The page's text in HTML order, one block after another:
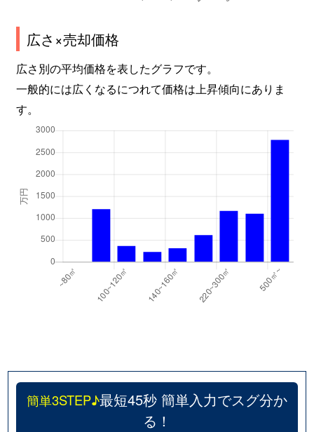
広さ×売却価格
広さ別の平均価格を表したグラフです。
一般的には広くなるにつれて価格は上昇傾向にありま
す。
簡単3STEP♪最短45秒 簡単入力でスグ分か
る！